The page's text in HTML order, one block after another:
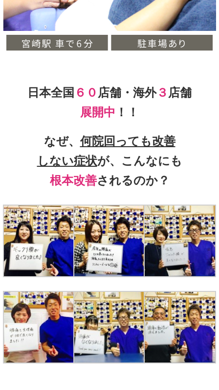
日本全国 ６０ 店舗・海外３ 店舗
展開中 ！！
なぜ、何院回っても改善
しない症状が、こんなにも
根本改善されるのか？